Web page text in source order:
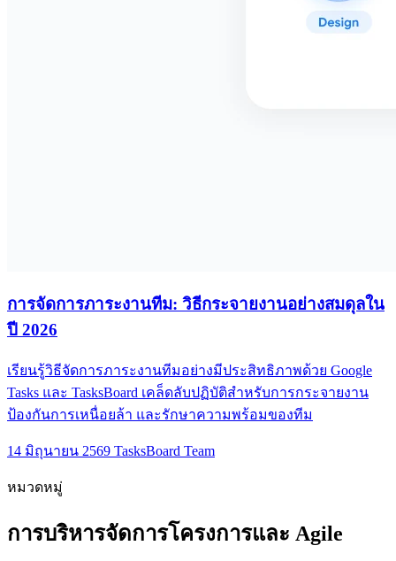
การจัดการภาระงานทีม: วิธีกระจายงานอย่างสมดุลใน
ปี 2026
เรียนรู้วิธีจัดการภาระงานทีมอย่างมีประสิทธิภาพด้วย Google
Tasks และ TasksBoard เคล็ดลับปฏิบัติสำหรับการกระจายงาน
ป้องกันการเหนื่อยล้า และรักษาความพร้อมของทีม
14 มิถุนายน 2569 TasksBoard Team
หมวดหมู่
การบริหารจัดการโครงการและ Agile